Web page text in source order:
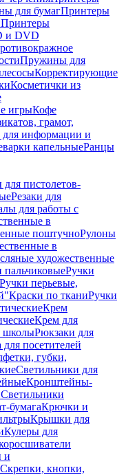
для бумагПринтеры
Принтеры
и DVD
Пружины для
Корректирующие
Косметички из
игрыКофе
грамот,
для информации и
капельныеРанцы
пистолетов-
Резаки для
для работы с
в
поштучноРулоны
в
художественные
пальчиковыеРучки
Ручки перьевые,
Краски по тканиРучки
Крем
Крем для
школыРюкзаки для
для посетителей
губки,
Светильники для
Кронштейны-
Светильники
бумагаКрючки и
Крышки для
Кулеры для
и
Скрепки, кнопки,